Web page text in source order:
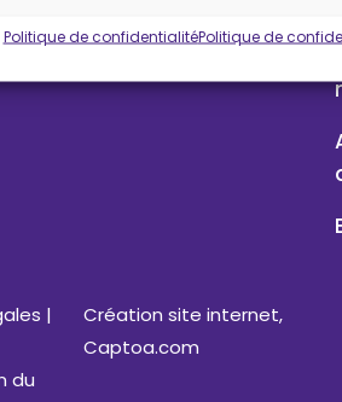
Politique de confidentialitéPolitique de
|
du
Création site internet,
Captoa.com